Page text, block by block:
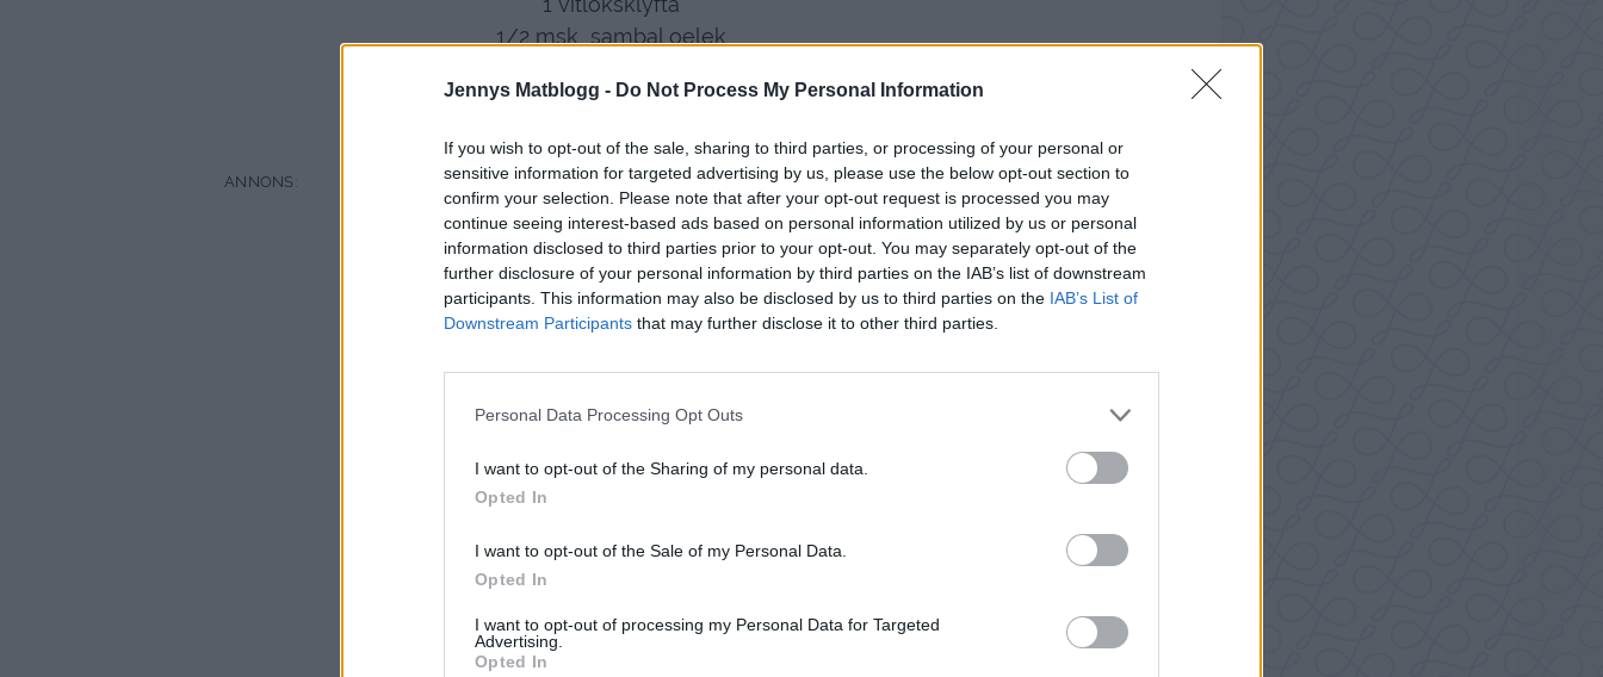
Jennys Matblogg - Do Not Process My Personal Information
If you wish to opt-out of the sale, sharing to third parties, or processing of your personal or
sensitive information for targeted advertising by us, please use the below opt-out section to
confirm your selection. Please note that after your opt-out request is processed you may
continue seeing interest-based ads based on personal information utilized by us or personal
information disclosed to third parties prior to your opt-out. You may separately opt-out of the
further disclosure of your personal information by third parties on the IAB’s list of downstream
participants. This information may also be disclosed by us to third parties on the IAB’s List of
Downstream Participants that may further disclose it to other third parties.
Personal Data Processing Opt Outs
I want to opt-out of the Sharing of my personal data.
Opted In
I want to opt-out of the Sale of my Personal Data.
Opted In
I want to opt-out of processing my Personal Data for Targeted
Advertising.
Opted In
1/2 msk sambal oelek
5 dl creme fraiche
Så här gör du :